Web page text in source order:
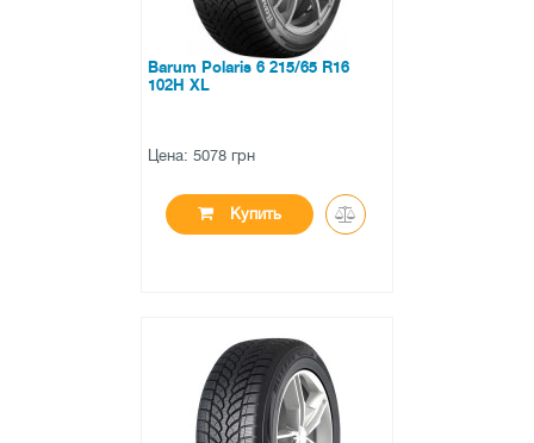
Barum Polaris 6 215/65 R16
102H XL
Цена: 5078 грн
Купить
есть в наличии
0 отзывов